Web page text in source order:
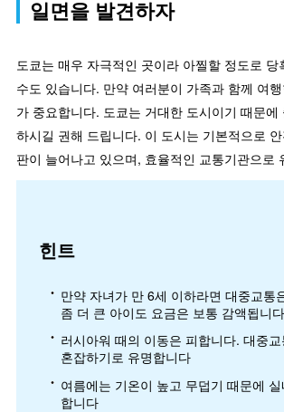
일면을 발견하자
도쿄는 매우 자극적인 곳이라 아찔할 정도로 당
수도 있습니다. 만약 여러분이 가족과 함께 여
가 중요합니다. 도쿄는 거대한 도시이기 때문에
하시길 권해 드립니다. 이 도시는 기본적으로
판이 늘어나고 있으며, 효율적인 교통기관으로
힌트
만약 자녀가 만 6세 이하라면 대중교통
좀 더 큰 아이도 요금은 보통 감액됩니다
러시아워 때의 이동은 피합니다. 대중
혼잡하기로 유명합니다
여름에는 기온이 높고 무덥기 때문에
합니다